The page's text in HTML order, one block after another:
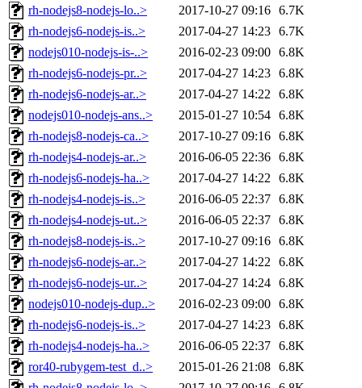
rh-nodejs8-nodejs-lo..>
2017-10-27 09:16 6.7K
rh-nodejs6-nodejs-is..>
2017-04-27 14:23 6.7K
nodejs010-nodejs-is-..>
2016-02-23 09:00 6.8K
rh-nodejs6-nodejs-pr..>
2017-04-27 14:23 6.8K
rh-nodejs6-nodejs-ar..>
2017-04-27 14:22 6.8K
nodejs010-nodejs-ans..>
2015-01-27 10:54 6.8K
rh-nodejs8-nodejs-ca..>
2017-10-27 09:16 6.8K
rh-nodejs4-nodejs-ar..>
2016-06-05 22:36 6.8K
rh-nodejs6-nodejs-ha..>
2017-04-27 14:22 6.8K
rh-nodejs4-nodejs-is..>
2016-06-05 22:37 6.8K
rh-nodejs4-nodejs-ut..>
2016-06-05 22:37 6.8K
rh-nodejs8-nodejs-is..>
2017-10-27 09:16 6.8K
rh-nodejs6-nodejs-ar..>
2017-04-27 14:22 6.8K
rh-nodejs6-nodejs-ur..>
2017-04-27 14:24 6.8K
nodejs010-nodejs-dup..>
2016-02-23 09:00 6.8K
rh-nodejs6-nodejs-is..>
2017-04-27 14:23 6.8K
rh-nodejs4-nodejs-ha..>
2016-06-05 22:37 6.8K
ror40-rubygem-test_d..>
2015-01-26 21:08 6.8K